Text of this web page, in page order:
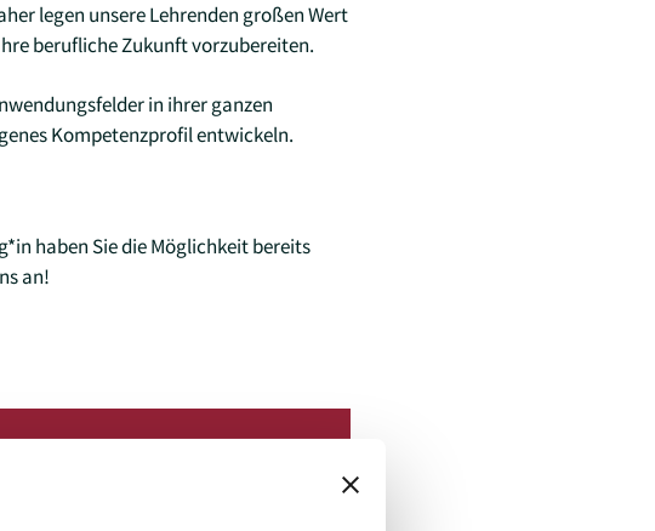
legen unsere Lehrenden großen Wert
berufliche Zukunft vorzubereiten.
in ihrer ganzen
Kompetenzprofil entwickeln.
haben Sie die Möglichkeit bereits
an!